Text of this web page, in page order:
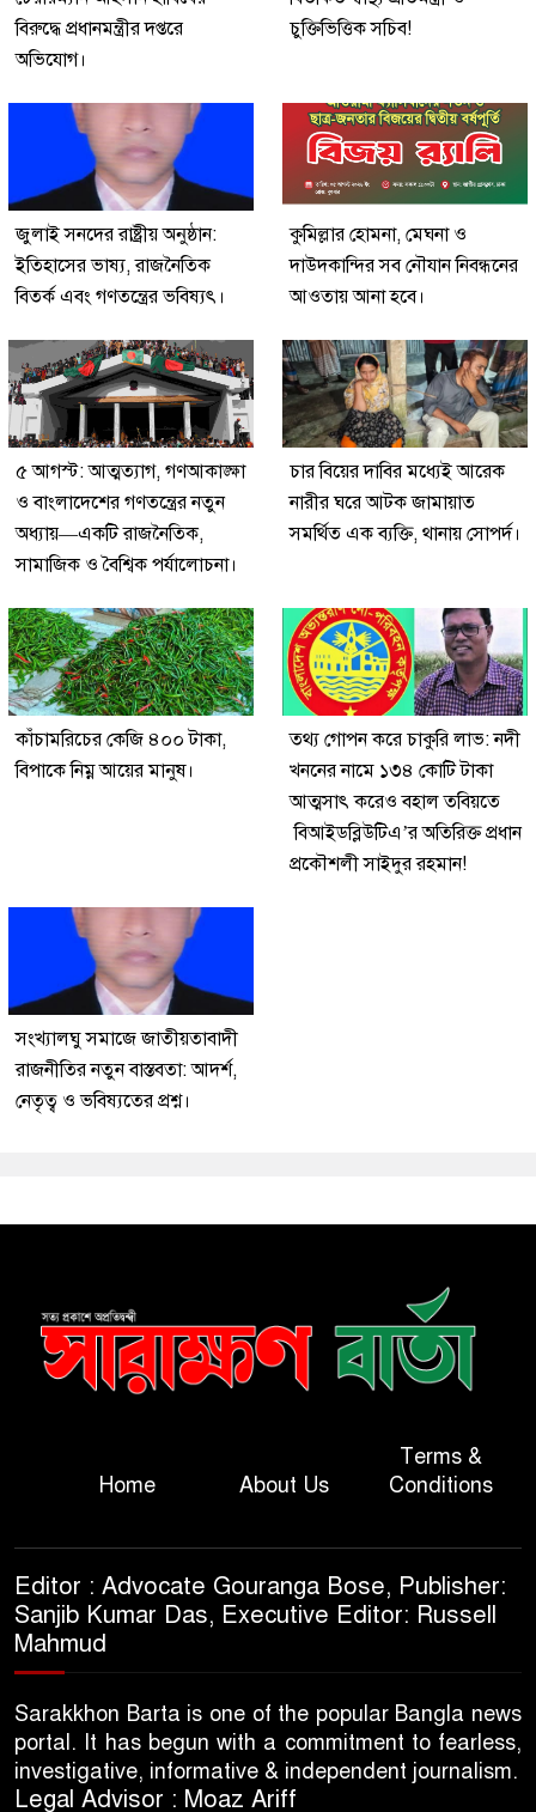
বিরুদ্ধে প্রধানমন্ত্রীর দপ্তরে
অভিযোগ।
চুক্তিভিত্তিক সচিব!
জুলাই সনদের রাষ্ট্রীয় অনুষ্ঠান:
ইতিহাসের ভাষ্য, রাজনৈতিক
বিতর্ক এবং গণতন্ত্রের ভবিষ্যৎ।
কুমিল্লার হোমনা, মেঘনা ও
দাউদকান্দির সব নৌযান নিবন্ধনের
আওতায় আনা হবে।
৫ আগস্ট: আত্মত্যাগ, গণআকাঙ্ক্ষা
ও বাংলাদেশের গণতন্ত্রের নতুন
অধ্যায়—একটি রাজনৈতিক,
সামাজিক ও বৈশ্বিক পর্যালোচনা।
চার বিয়ের দাবির মধ্যেই আরেক
নারীর ঘরে আটক জামায়াত
সমর্থিত এক ব্যক্তি, থানায় সোপর্দ।
কাঁচামরিচের কেজি ৪০০ টাকা,
বিপাকে নিম্ন আয়ের মানুষ।
তথ্য গোপন করে চাকুরি লাভ: নদী
খননের নামে ১৩৪ কোটি টাকা
আত্মসাৎ করেও বহাল তবিয়তে
বিআইডব্লিউটিএ’র অতিরিক্ত প্রধান
প্রকৌশলী সাইদুর রহমান!
সংখ্যালঘু সমাজে জাতীয়তাবাদী
রাজনীতির নতুন বাস্তবতা: আদর্শ,
নেতৃত্ব ও ভবিষ্যতের প্রশ্ন।
Home About Us
Terms &
Conditions
Editor : Advocate Gouranga Bose, Publisher:
Sanjib Kumar Das, Executive Editor: Russell
Mahmud
Sarakkhon Barta is one of the popular Bangla news
portal. It has begun with a commitment to fearless,
investigative, informative & independent journalism.
Legal Advisor : Moaz Ariff